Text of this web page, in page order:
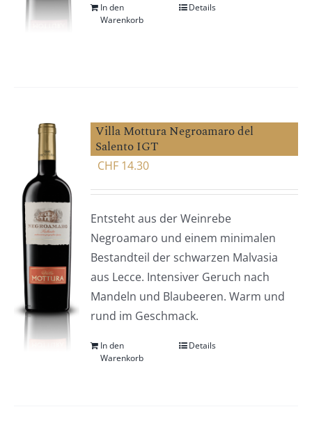
In den
Warenkorb
Details
Villa Mottura Negroamaro del
Salento IGT
CHF 14.30
Entsteht aus der Weinrebe
Negroamaro und einem minimalen
Bestandteil der schwarzen Malvasia
aus Lecce. Intensiver Geruch nach
Mandeln und Blaubeeren. Warm und
rund im Geschmack.
In den
Warenkorb
Details